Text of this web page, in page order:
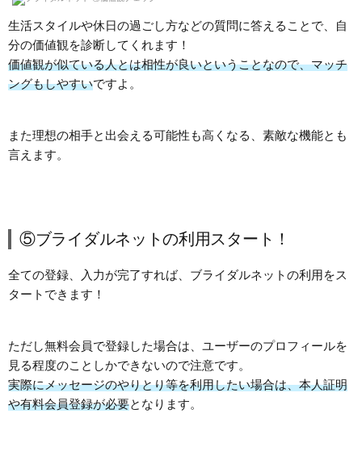
生活スタイルや休日の過ごし方などの質問に答えることで、自
分の価値観を診断してくれます！
価値観が似ている人とは相性が良いということなので、マッチ
ングもしやすいですよ。
また理想の相手と出会える可能性も高くなる、素敵な機能とも
言えます。
⑤ブライダルネットの利用スタート！
全ての登録、入力が完了すれば、ブライダルネットの利用をス
タートできます！
ただし無料会員で登録した場合は、ユーザーのプロフィールを
見る程度のことしかできないので注意です。
実際にメッセージのやりとり等を利用したい場合は、本人証明
や有料会員登録が必要となります。